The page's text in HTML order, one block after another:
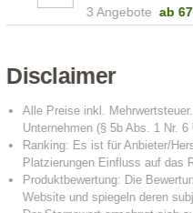
3 Angebote ab
Disclaimer